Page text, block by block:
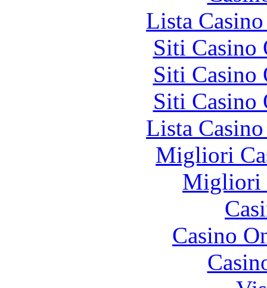
Lista
Siti Casino
Siti Casino
Siti Casino
Lista
Migliori
Migliori
Casino